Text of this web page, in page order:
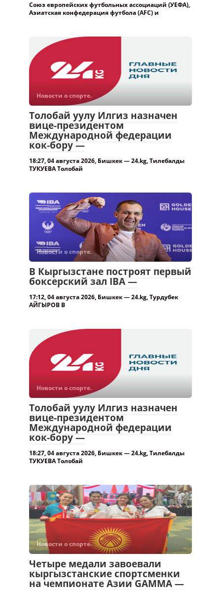
Толобай уулу Илгиз назначен
вице-президентом
Международной федерации
кок-бору —
18:27, 04 августа 2026, Бишкек — 24.kg, Тилебалды
ТУКУЕВА Толобай
В Кыргызстане построят первый
боксерский зал IBA —
17:12, 04 августа 2026, Бишкек — 24.kg, Турдубек
Толобай уулу Илгиз назначен
вице-президентом
Международной федерации
кок-бору —
18:27, 04 августа 2026, Бишкек — 24.kg, Тилебалды
ТУКУЕВА Толобай
Четыре медали завоевали
кыргызстанские спортсменки
на чемпионате Азии GAMMA —
Кыргызстанские спортсменки показали высокие
результаты на чемпионате Азии GAMMA Asian